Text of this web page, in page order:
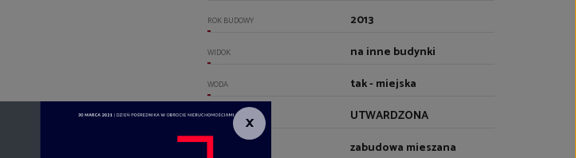
ROK BUDOWY 2013
WIDOK na inne budynki
WODA tak - miejska
DOJAZD UTWARDZONA
zabudowa mieszana
×